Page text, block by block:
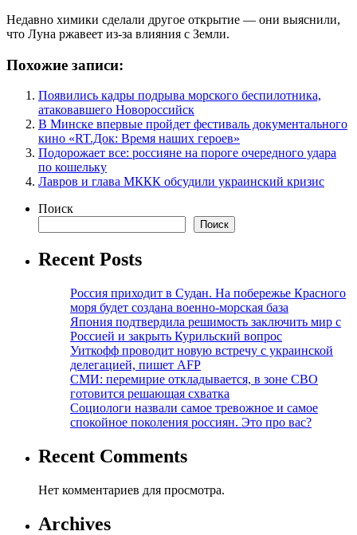
Недавно химики сделали другое открытие — они выяснили,
что Луна ржавеет из-за влияния с Земли.
Похожие записи:
Появились кадры подрыва морского беспилотника,
атаковавшего Новороссийск
В Минске впервые пройдет фестиваль документального
кино «RT.Док: Время наших героев»
Подорожает все: россияне на пороге очередного удара
по кошельку
Лавров и глава МККК обсудили украинский кризис
Поиск
Поиск
Recent Posts
Россия приходит в Судан. На побережье Красного
моря будет создана военно-морская база
Япония подтвердила решимость заключить мир с
Россией и закрыть Курильский вопрос
Уиткофф проводит новую встречу с украинской
делегацией, пишет AFP
СМИ: перемирие откладывается, в зоне СВО
готовится решающая схватка
Социологи назвали самое тревожное и самое
спокойное поколения россиян. Это про вас?
Recent Comments
Нет комментариев для просмотра.
Archives